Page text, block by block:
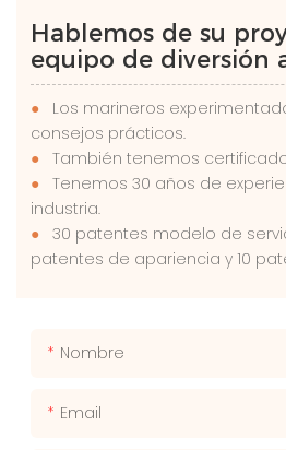
Hablemos de su
equipo de diversión
●
Los marineros
consejos prácticos.
● También tenemos certificado
● Tenemos 30 años de
industria.
● 30 patentes modelo de
patentes de apariencia y 10
Nombre
Email